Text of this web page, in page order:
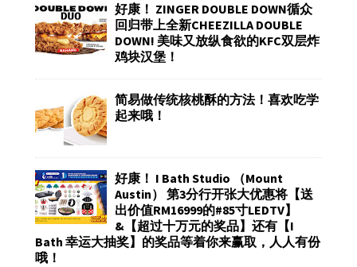
好康！ ZINGER DOUBLE DOWN循众
回归带上全新CHEEZILLA DOUBLE
DOWN! 美味又放纵食欲的KFC双层炸
鸡块汉堡！
简易做传统核桃酥的方法！喜欢吃学
起来哦！
好康！ I Bath Studio （Mount
Austin） 第3分行开张大优惠将【送
出价值RM16999的#85寸LEDTV】
&【超过十万元的奖品】还有【I
Bath 幸运大抽奖】的奖品等着你来赢取，人人有份
哦！